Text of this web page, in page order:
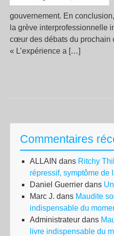
gouvernement. En
la grève interprofessionnelle
cœur des débats du prochain
« L’expérience a […]
Commentaires
ALLAIN dans Ritchy
répressif, symptôme de
Daniel Guerrier dans
Marc J. dans Maudite
indispensable du
Administrateur dans
livre indispensable du